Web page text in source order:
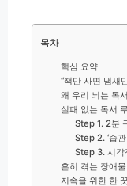
목차
핵심 요약
“책만 사면 냄새
왜 우리 뇌는 독
실패 없는 독서
Step 1. 2분
Step 2. ‘습
Step 3. 시각
흔히 겪는 장애
지속을 위한 한